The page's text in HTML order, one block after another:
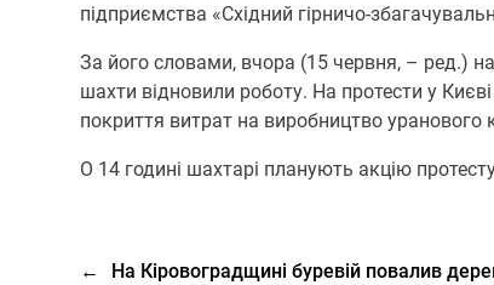
підприємства «Східний гірничо-
За його словами, вчора (15 червня, – ред.)
шахти відновили роботу. На протести у
покриття витрат на виробництво уранового
О 14 годині шахтарі планують акцію
← На Кіровоградщині буревій повалив